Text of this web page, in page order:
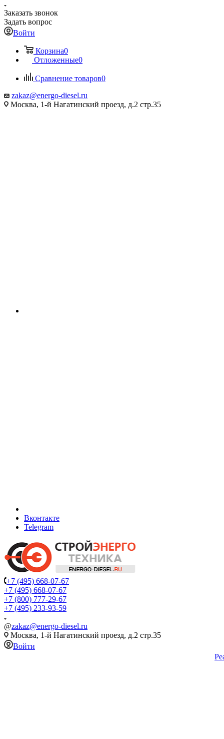
Заказать звонок
Задать вопрос
Войти
Корзина0
Отложенные0
Сравнение товаров0
zakaz@energo-diesel.ru
Москва, 1-й Нагатинский проезд, д.2 стр.35
Вконтакте
Telegram
+7 (495) 668-07-67
+7 (495) 668-07-67
+7 (800) 777-29-67
+7 (495) 233-93-59
@zakaz@energo-diesel.ru
Москва, 1-й Нагатинский проезд, д.2 стр.35
Войти